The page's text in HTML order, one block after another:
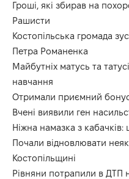
Гроші, які збирав на
Рашисти
Костопільська громада
Петра Романенка
Майбутніх матусь та
навчання
Отримали приємний
Вчені виявили ген
Ніжна намазка з
Почали відновлювати
Костопільщині
Рівняни потрапили в ДТП